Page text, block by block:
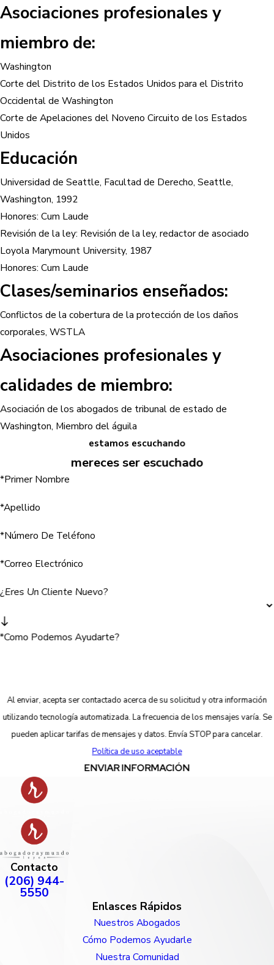
Asociaciones profesionales y
miembro de:
Washington
Corte del Distrito de los Estados Unidos para el Distrito
Occidental de Washington
Corte de Apelaciones del Noveno Circuito de los Estados
Unidos
Educación
Universidad de Seattle, Facultad de Derecho, Seattle,
Washington, 1992
Honores: Cum Laude
Revisión de la ley: Revisión de la ley, redactor de asociado
Loyola Marymount University, 1987
Honores: Cum Laude
Clases/seminarios enseñados:
Conflictos de la cobertura de la protección de los daños
corporales, WSTLA
Asociaciones profesionales y
calidades de miembro:
Asociación de los abogados de tribunal de estado de
Washington, Miembro del águila
estamos escuchando
mereces ser escuchado
*Primer Nombre
*Apellido
*Número De Teléfono
*Correo Electrónico
¿Eres Un Cliente Nuevo?
*Como Podemos Ayudarte?
Al enviar, acepta ser contactado acerca de su solicitud y otra información
utilizando tecnología automatizada. La frecuencia de los mensajes varía. Se
pueden aplicar tarifas de mensajes y datos. Envía STOP para cancelar.
Política de uso aceptable
ENVIAR INFORMACIÓN
Contacto
(206) 944-
5550
Enlasces Rápidos
Nuestros Abogados
Cómo Podemos Ayudarle
Nuestra Comunidad